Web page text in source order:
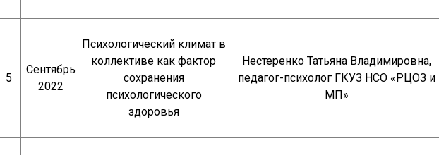
5
Сентябрь
2022
Психологический климат в
коллективе как фактор
сохранения
психологического
здоровья
Нестеренко Татьяна Владимировна,
педагог-психолог ГКУЗ НСО «РЦОЗ и
МП»